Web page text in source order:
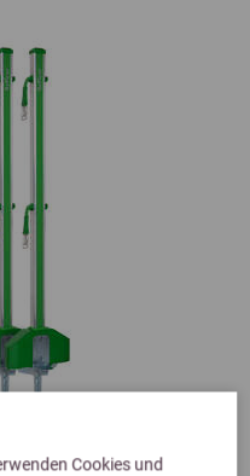
Cookies und